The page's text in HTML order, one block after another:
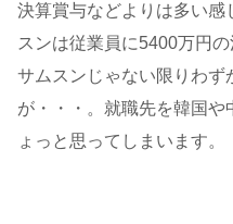
決算賞与などよりは多い感
スンは従業員に5400万円
サムスンじゃない限りわず
が・・・。就職先を韓国や
ょっと思ってしまいます。